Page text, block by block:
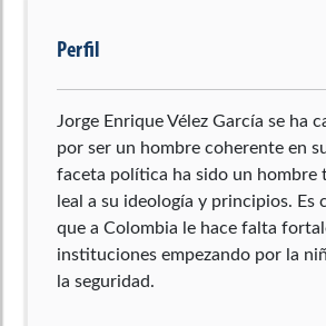
Perfil
Jorge Enrique Vélez García se ha
por ser un hombre coherente en
faceta política ha sido un hombre
leal a su ideología y principios. Es
que a Colombia le hace falta
instituciones empezando por la
la seguridad.